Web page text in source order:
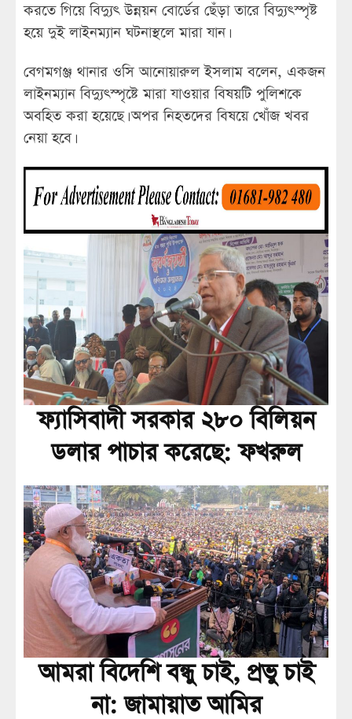
করতে গিয়ে বিদ্যুৎ উন্নয়ন বোর্ডের ছেঁড়া তারে বিদ্যুৎস্পৃষ্ট
হয়ে দুই লাইনম্যান ঘটনাস্থলে মারা যান।
বেগমগঞ্জ থানার ওসি আনোয়ারুল ইসলাম বলেন, একজন
লাইনম্যান বিদ্যুৎস্পৃষ্টে মারা যাওয়ার বিষয়টি পুলিশকে
অবহিত করা হয়েছে। অপর নিহতদের বিষয়ে খোঁজ খবর
নেয়া হবে।
ফ্যাসিবাদী সরকার ২৮০ বিলিয়ন
ডলার পাচার করেছে: ফখরুল
আমরা বিদেশি বন্ধু চাই, প্রভু চাই
না: জামায়াত আমির